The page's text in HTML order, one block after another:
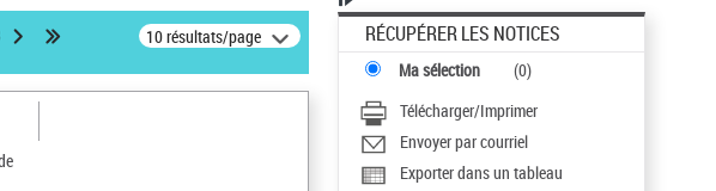
10 résultats/page RÉCUPÉRER LES NOTICES
Ma sélection (0)
Télécharger/Imprimer
Envoyer par courriel
Exporter dans un tableau